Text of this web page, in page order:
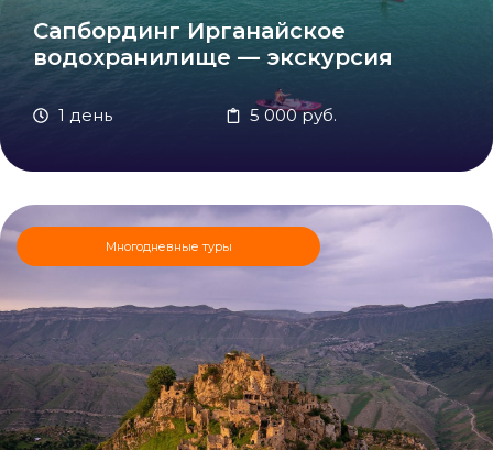
Сапбординг Ирганайское
водохранилище — экскурсия
1 день 5 000 руб.
Многодневные туры